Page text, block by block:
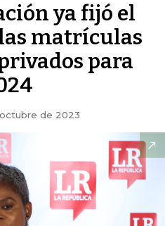
ya fijó el
matrículas
para
de 2023